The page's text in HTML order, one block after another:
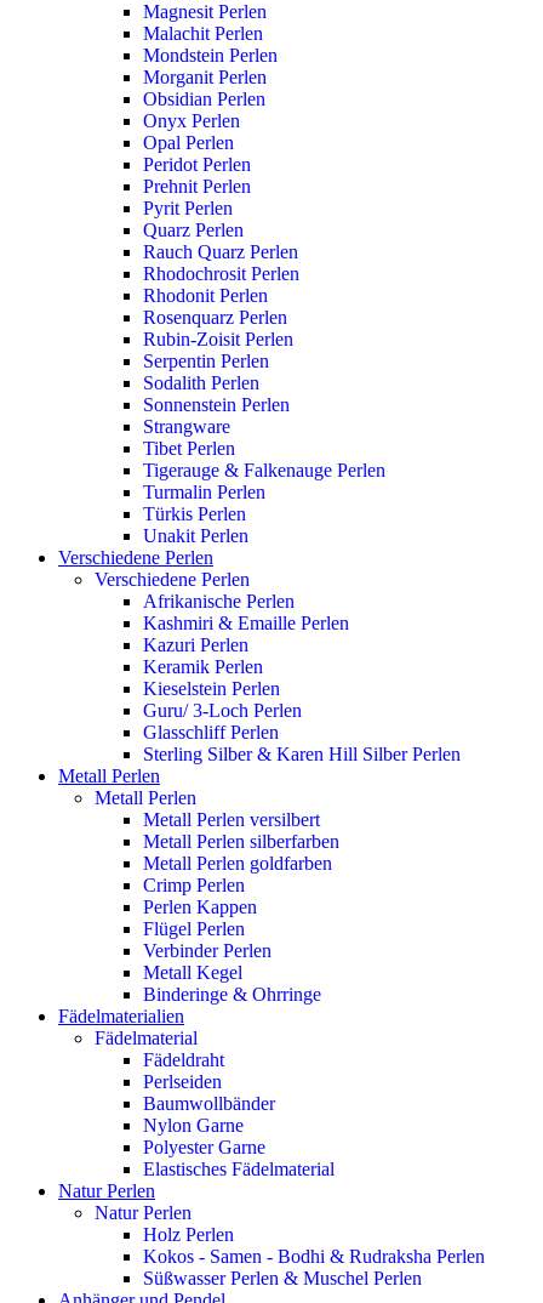
Magnesit Perlen
Malachit Perlen
Mondstein Perlen
Morganit Perlen
Obsidian Perlen
Onyx Perlen
Opal Perlen
Peridot Perlen
Prehnit Perlen
Pyrit Perlen
Quarz Perlen
Rauch Quarz Perlen
Rhodochrosit Perlen
Rhodonit Perlen
Rosenquarz Perlen
Rubin-Zoisit Perlen
Serpentin Perlen
Sodalith Perlen
Sonnenstein Perlen
Strangware
Tibet Perlen
Tigerauge & Falkenauge Perlen
Turmalin Perlen
Türkis Perlen
Unakit Perlen
Verschiedene Perlen
Verschiedene Perlen
Afrikanische Perlen
Kashmiri & Emaille Perlen
Kazuri Perlen
Keramik Perlen
Kieselstein Perlen
Guru/ 3-Loch Perlen
Glasschliff Perlen
Sterling Silber & Karen Hill Silber Perlen
Metall Perlen
Metall Perlen
Metall Perlen versilbert
Metall Perlen silberfarben
Metall Perlen goldfarben
Crimp Perlen
Perlen Kappen
Flügel Perlen
Verbinder Perlen
Metall Kegel
Binderinge & Ohrringe
Fädelmaterialien
Fädelmaterial
Fädeldraht
Perlseiden
Baumwollbänder
Nylon Garne
Polyester Garne
Elastisches Fädelmaterial
Natur Perlen
Natur Perlen
Holz Perlen
Kokos - Samen - Bodhi & Rudraksha Perlen
Süßwasser Perlen & Muschel Perlen